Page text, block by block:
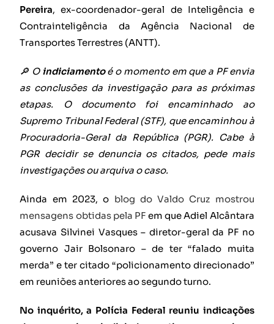
Pereira, ex-coordenador-geral de Inteligência e
Contrainteligência da Agência Nacional de
Transportes Terrestres (ANTT).
🔎 O indiciamentoé o momento em que a PF envia
as conclusões da investigação para as próximas
etapas. O documento foi encaminhado ao
Supremo Tribunal Federal (STF), que encaminhou à
Procuradoria-Geral da República (PGR). Cabe à
PGR decidir se denuncia os citados, pede mais
investigações ou arquiva o caso.
Ainda em 2023, o blog do Valdo Cruz mostrou
mensagens obtidas pela PF em que Adiel Alcântara
acusava Silvinei Vasques – diretor-geral da PF no
governo Jair Bolsonaro – de ter “falado muita
merda” e ter citado “policionamento direcionado”
em reuniões anteriores ao segundo turno.
No inquérito, a Polícia Federal reuniu indicações